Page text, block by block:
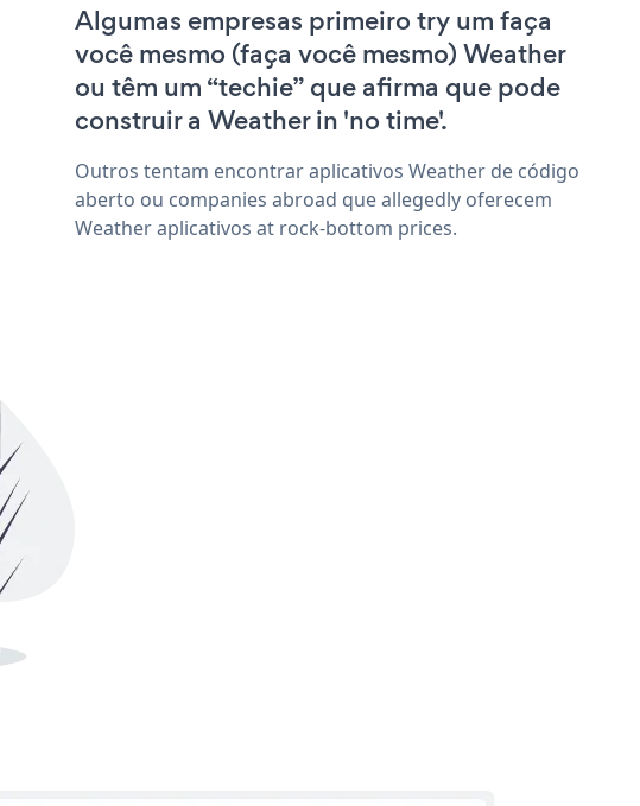
Algumas empresas primeiro try um faça
você mesmo (faça você mesmo) Weather
ou têm um “techie” que afirma que pode
construir a Weather in 'no time'.
Outros tentam encontrar aplicativos Weather de código
aberto ou companies abroad que allegedly oferecem
Weather aplicativos at rock-bottom prices.